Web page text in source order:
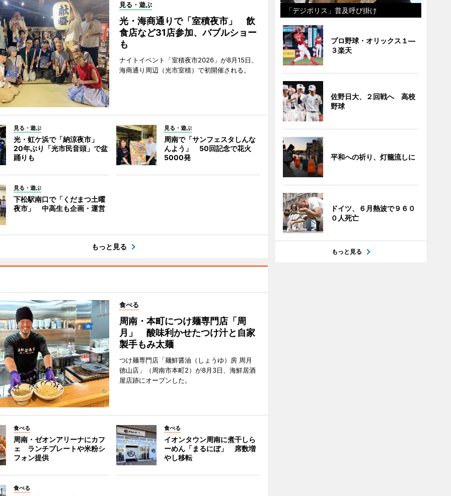
見る・遊ぶ
光・海商通りで「室積夜市」 飲
食店など31店参加、バブルショー
も
ナイトイベント「室積夜市2026」が8月15日、
海商通り周辺（光市室積）で初開催される。
見る・遊ぶ
光・虹ケ浜で「納涼夜市」
20年ぶり「光市民音頭」で盆
踊りも
見る・遊ぶ
周南で「サンフェスタしんな
んよう」 50回記念で花火
5000発
見る・遊ぶ
下松駅南口で「くだまつ土曜
夜市」 中高生も企画・運営
もっと見る
食べる
周南・本町につけ麺専門店「周
月」 酸味利かせたつけ汁と自家
製手もみ太麺
つけ麺専門店「麺鮮醤油（しょうゆ）房 周月
徳山店」（周南市本町2）が8月3日、海鮮居酒
屋店跡にオープンした。
食べる
周南・ゼオンアリーナにカフ
ェ ランチプレートや米粉シ
フォン提供
食べる
イオンタウン周南に煮干しら
ーめん「まるにぼ」 席数増
やし移転
食べる
「デジポリス」普及呼び掛け
プロ野球・オリックス１―
３楽天
佐野日大、２回戦へ 高校
野球
平和への祈り、灯籠流しに
ドイツ、６月熱波で９６０
０人死亡
もっと見る